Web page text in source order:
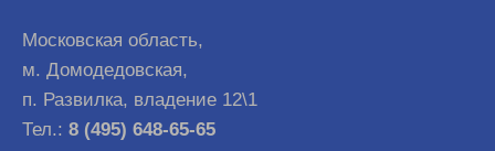
Московская область,
м. Домодедовская,
п. Развилка, владение 12\1
Тел.: 8 (495) 648-65-65